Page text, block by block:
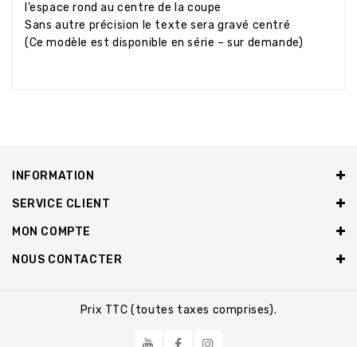
l’espace rond au centre de la coupe
Sans autre précision le texte sera gravé centré
(Ce modèle est disponible en série – sur demande)
INFORMATION
SERVICE CLIENT
MON COMPTE
NOUS CONTACTER
Prix TTC (toutes taxes comprises).